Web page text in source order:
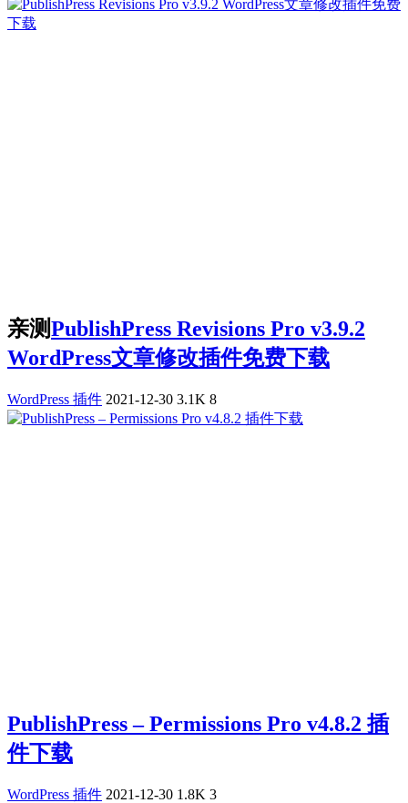
亲测PublishPress Revisions Pro v3.9.2
WordPress文章修改插件免费下载
WordPress 插件 2021-12-30 3.1K 8
PublishPress – Permissions Pro v4.8.2 插
件下载
WordPress 插件 2021-12-30 1.8K 3